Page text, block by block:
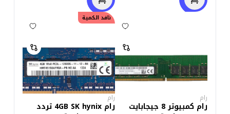
رام
رام كمبيوتر 8 جيجابايت
نافد الكمية
رام
رام 4GB SK hynix تردد